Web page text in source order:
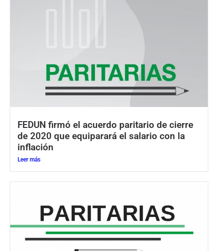
FEDUN firmó el acuerdo paritario de cierre
de 2020 que equiparará el salario con la
inflación
Leer más